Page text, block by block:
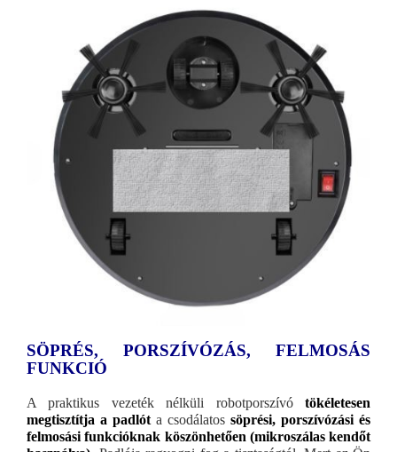
SÖPRÉS, PORSZÍVÓZÁS, FELMOSÁS
FUNKCIÓ
A praktikus vezeték nélküli robotporszívó tökéletesen
megtisztítja a padlót a csodálatos söprési, porszívózási és
felmosási funkcióknak köszönhetően (mikroszálas kendőt